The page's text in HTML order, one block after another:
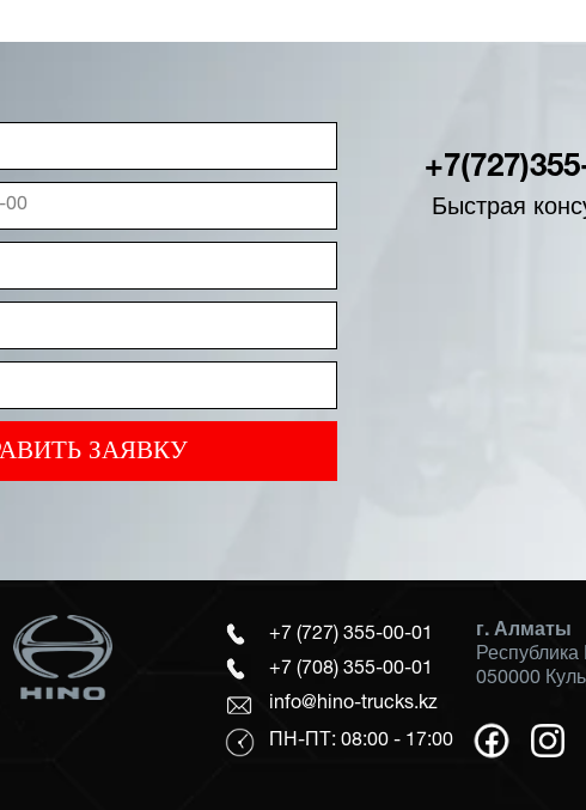
ЗАЯВКУ
Быстрая
г. Алматы
Республика
050000
+7 (727) 355-00-01
ПН-ПТ: 08:00 - 17:00
+7 (708) 355-00-01
info@hino-trucks.kz